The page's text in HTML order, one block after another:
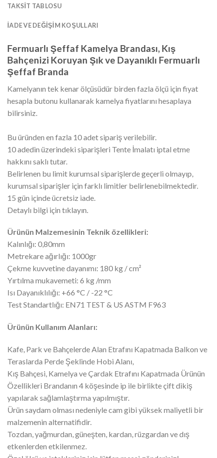
TAKSIT TABLOSU
İADE VE DEĞIŞIM KOŞULLARI
Fermuarlı Şeffaf Kamelya Brandası, Kış
Bahçenizi Koruyan Şık ve Dayanıklı Fermuarlı
Şeffaf Branda
Kamelyanın tek kenar ölçüsüdür birden fazla ölçü için fiyat
hesapla butonu kullanarak kamelya fiyatlarını hesaplaya
bilirsiniz.
Bu üründen en fazla 10 adet sipariş verilebilir.
10 adedin üzerindeki siparişleri Tente İmalatı iptal etme
hakkını saklı tutar.
Belirlenen bu limit kurumsal siparişlerde geçerli olmayıp,
kurumsal siparişler için farklı limitler belirlenebilmektedir.
15 gün içinde ücretsiz iade.
Detaylı bilgi için tıklayın.
Ürünün Malzemesinin Teknik özellikleri:
Kalınlığı: 0,80mm
Metrekare ağırlığı: 1000gr
Çekme kuvvetine dayanımı: 180 kg / cm²
Yırtılma mukavemeti: 6 kg /mm
Isı Dayanıklılığı: +66 °C / -22 °C
Test Standartlığı: EN71 TEST & US ASTM F963
Ürünün Kullanım Alanları:
Kafe, Park ve Bahçelerde Alan Etrafını Kapatmada Balkon ve
Teraslarda Perde Şeklinde Hobi Alanı,
Kış Bahçesi, Kamelya ve Çardak Etrafını Kapatmada Ürünün
Özellikleri Brandanın 4 köşesinde ip ile birlikte çift dikiş
yapılarak sağlamlaştırma yapılmıştır.
Ürün saydam olması nedeniyle cam gibi yüksek maliyetli bir
malzemenin alternatifidir.
Tozdan, yağmurdan, güneşten, kardan, rüzgardan ve dış
etkenlerden etkilenmez.